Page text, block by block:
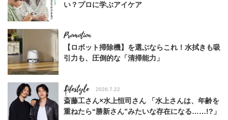
い？プロに学ぶアイケア
【ロボット掃除機】を選ぶならこれ！水拭きも吸
引力も、圧倒的な「清掃能力」
Lifestyle 2026.7.22
斎藤工さん×水上恒司さん 「水上さんは、年齢を
重ねたら“勝新さん”みたいな存在になる……!?」